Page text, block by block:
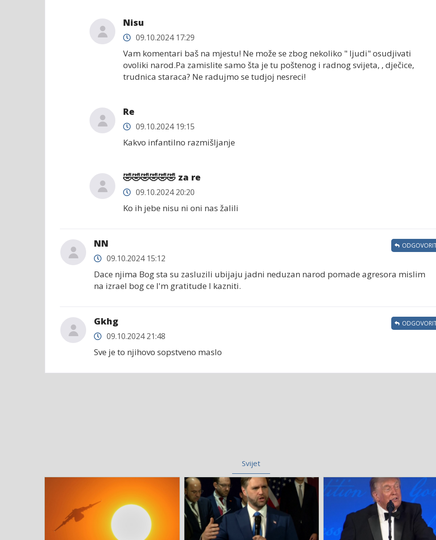
Nisu
09.10.2024 17:29
Vam komentari baš na mjestu! Ne može se zbog nekoliko " ljudi" osudjivati
ovoliki narod.Pa zamislite samo šta je tu poštenog i radnog svijeta, , dječice,
trudnica staraca? Ne radujmo se tudjoj nesreci!
Re
09.10.2024 19:15
Kakvo infantilno razmišljanje
🤣🤣🤣🤣🤣🤣 za re
09.10.2024 20:20
Ko ih jebe nisu ni oni nas žalili
NN
09.10.2024 15:12
Dace njima Bog sta su zasluzili ubijaju jadni neduzan narod pomade agresora mislim
na izrael bog ce I'm gratitude I kazniti.
Gkhg
09.10.2024 21:48
Sve je to njihovo sopstveno maslo
Svijet